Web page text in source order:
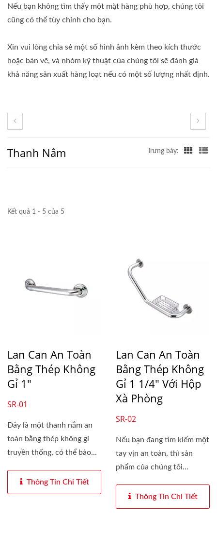
Nếu bạn không tìm thấy một mặt hàng phù hợp, chúng tôi
cũng có thể tùy chỉnh cho bạn.
Xin vui lòng chia sẻ một số hình ảnh kèm theo kích thước
hoặc bản vẽ, và nhóm kỹ thuật của chúng tôi sẽ đánh giá
khả năng sản xuất hàng loạt nếu có một số lượng nhất định.
Thanh Nắm Trưng bày:
Kết quả 1 - 5 của 5
Lan Can An Toàn
Bằng Thép Không
Gỉ 1"
SR-01
Đây là một thanh nắm an
toàn bằng thép không gỉ
truyền thống, có thể bảo...
Thông Tin Chi Tiết
Lan Can An Toàn
Bằng Thép Không
Gỉ 1 1/4" Với Hộp
Xà Phòng
SR-02
Nếu bạn đang tìm kiếm một
tay vịn an toàn, thì sản
phẩm của chúng tôi...
Thông Tin Chi Tiết